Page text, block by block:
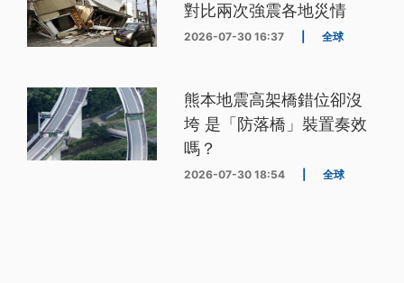
對比兩次強震各地災情
2026-07-30 16:37 全球
熊本地震高架橋錯位卻沒
垮 是「防落橋」裝置奏效
嗎？
2026-07-30 18:54 全球